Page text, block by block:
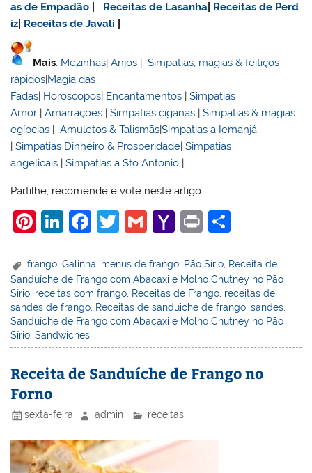
as de Empadão
Receitas de Lasanha Receitas de Perd
iz Receitas de Javali
Mais: Mezinhas |Anjos |Simpatias, magias & feitiços
rápidos Magia das
Fadas Horoscopos Encantamentos |Simpatias
Amor |Amarrações |Simpatias ciganas |Simpatias & magias
egípcias |Amuletos & Talismãs|Simpatias a Iemanjá
|Simpatias Dinheiro & Prosperidade |Simpatias
angelicais |Simpatias a Sto Antonio
Partilhe, recomende e vote neste artigo
Pi
er
e
st
Li
k
e
dI
n
F
c
e
b
o
o
k
T
itt
er
G
ai
l
Y
h
o
o
M
ai
l
Pr
t
ar
e
frango ,Galinha menus de frango Pão Sírio Receita de
Sanduíche de Frango com Abacaxi e Molho Chutney no Pão
Sírio receitas com frango Receitas de Frango receitas de
sandes de frango Receitas de sanduiche de frango ,sandes
Sanduíche de Frango com Abacaxi e Molho Chutney no Pão
Sírio ,Sandwiches
Receita de Sanduíche de Frango no
Forno
sexta-feira admin receitas